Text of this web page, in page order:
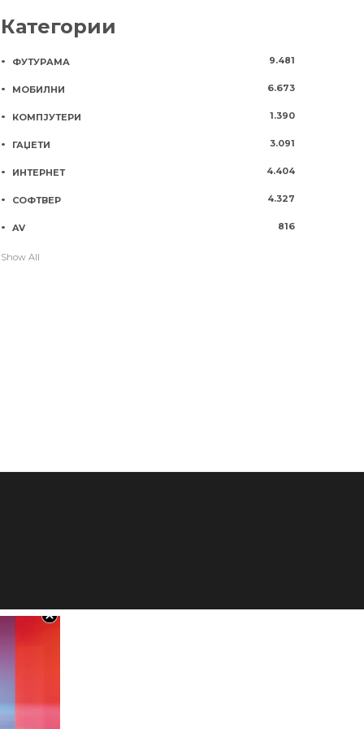
Категории
ФУТУРАМА 9.481
МОБИЛНИ 6.673
КОМПЈУТЕРИ 1.390
ГАЏЕТИ 3.091
ИНТЕРНЕТ 4.404
СОФТВЕР 4.327
AV 816
Show All